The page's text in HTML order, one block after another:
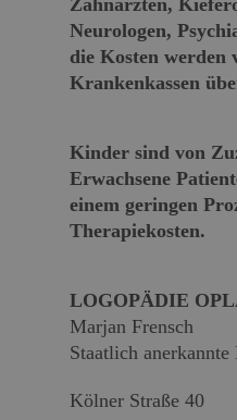
Zahnärzten,
Neurologen,
die Kosten werden
Krankenkassen
Kinder sind von
Erwachsene
einem geringen
Therapiekosten.
LOGOPÄDIE
Marjan Frensch
Staatlich
Kölner Straße 40